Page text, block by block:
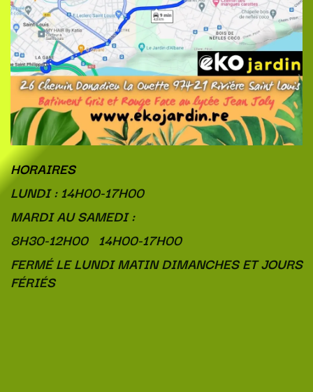
HORAIRES
LUNDI : 14H00-17H00
MARDI AU SAMEDI :
8H30-12H00 14H00-17H00
FERMÉ LE LUNDI MATIN DIMANCHES ET JOURS
FÉRIÉS